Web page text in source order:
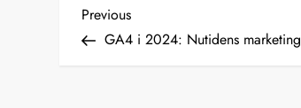
I
Previous
Post
Previous
GA4 i 2024: Nutidens